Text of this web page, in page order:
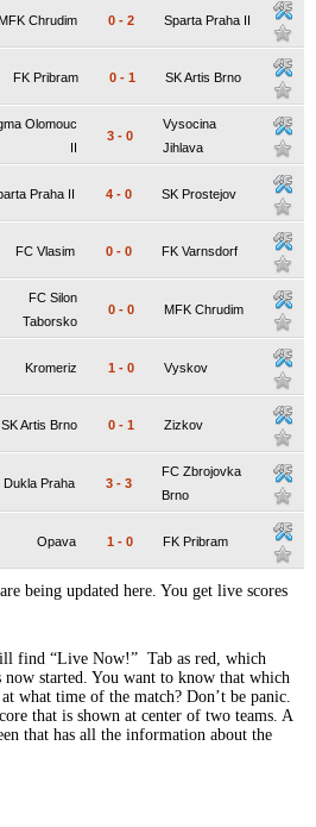
MFK Chrudim 0 - 2 Sparta Praha II
FK Pribram 0 - 1 SK Artis Brno
Olomouc
II
3 - 0
Vysocina
Jihlava
Praha II 4 - 0 SK Prostejov
FC Vlasim 0 - 0 FK Varnsdorf
FC Silon
Taborsko
0 - 0 MFK Chrudim
Kromeriz 1 - 0 Vyskov
SK Artis Brno 0 - 1 Zizkov
Dukla Praha 3 - 3
FC Zbrojovka
Brno
Opava 1 - 0 FK Pribram
being updated here. You get live scores
find “Live Now!” Tab as red, which
started. You want to know that which
what time of the match? Don’t be panic.
that is shown at center of two teams. A
that has all the information about the